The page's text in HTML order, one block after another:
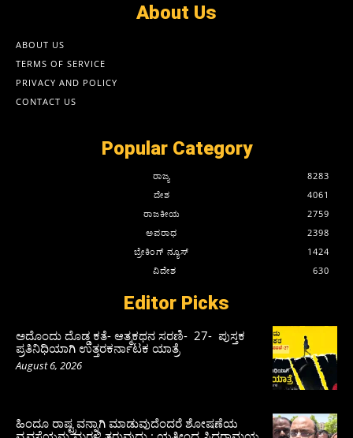
About Us
ABOUT US
TERMS OF SERVICE
PRIVACY AND POLICY
CONTACT US
Popular Category
ರಾಜ್ಯ
8283
ದೇಶ
4061
ರಾಜಕೀಯ
2759
ಅಪರಾಧ
2398
ಬ್ರೇಕಿಂಗ್ ನ್ಯೂಸ್
1424
ವಿದೇಶ
630
Editor Picks
ಅದೊಂದು ದೊಡ್ಡ ಕತೆ- ಆತ್ಮಕಥನ ಸರಣಿ- 27- ಪುಸ್ತಕ
ಪ್ರತಿನಿಧಿಯಾಗಿ ಉತ್ತರಕರ್ನಾಟಕ ಯಾತ್ರೆ
August 6, 2026
ಹಿಂದೂ ರಾಷ್ಟ್ರವನ್ನಾಗಿ ಮಾಡುವುದೆಂದರೆ ಶೋಷಣೆಯ